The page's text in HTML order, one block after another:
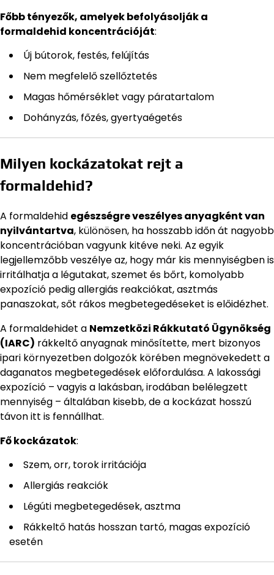
Főbb tényezők, amelyek befolyásolják a
formaldehid koncentrációját:
Új bútorok, festés, felújítás
Nem megfelelő szellőztetés
Magas hőmérséklet vagy páratartalom
Dohányzás, főzés, gyertyaégetés
Milyen kockázatokat rejt a
formaldehid?
A formaldehid egészségre veszélyes anyagként van
nyilvántartva, különösen, ha hosszabb időn át nagyobb
koncentrációban vagyunk kitéve neki. Az egyik
legjellemzőbb veszélye az, hogy már kis mennyiségben is
irritálhatja a légutakat, szemet és bőrt, komolyabb
expozíció pedig allergiás reakciókat, asztmás
panaszokat, sőt rákos megbetegedéseket is előidézhet.
A formaldehidet a Nemzetközi Rákkutató Ügynökség
(IARC) rákkeltő anyagnak minősítette, mert bizonyos
ipari környezetben dolgozók körében megnövekedett a
daganatos megbetegedések előfordulása. A lakossági
expozíció – vagyis a lakásban, irodában belélegzett
mennyiség – általában kisebb, de a kockázat hosszú
távon itt is fennállhat.
Fő kockázatok:
Szem, orr, torok irritációja
Allergiás reakciók
Légúti megbetegedések, asztma
Rákkeltő hatás hosszan tartó, magas expozíció
esetén